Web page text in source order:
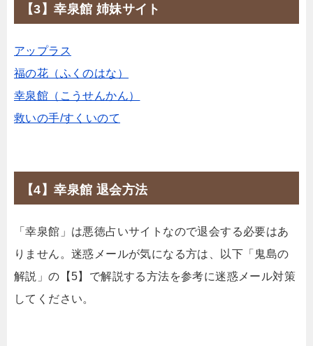
【3】幸泉館 姉妹サイト
アップラス
福の花（ふくのはな）
幸泉館（こうせんかん）
救いの手/すくいのて
【4】幸泉館 退会方法
「幸泉館」は悪徳占いサイトなので退会する必要はあ
りません。迷惑メールが気になる方は、以下「鬼島の
解説」の【5】で解説する方法を参考に迷惑メール対策
してください。